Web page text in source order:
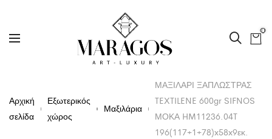
0
Αρχική
σελίδα
Εξωτερικός
χώρος
Μαξιλάρια
ΜΑΞΙΛΑΡΙ ΞΑΠΛΩΣΤΡΑΣ
TEXTILENE 600gr SIFNOS
ΜΟΚΑ HM11236.04T
196(117+1+78)x58x9εκ.